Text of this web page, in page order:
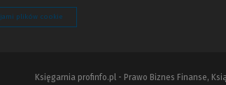
plików cookie
Księgarnia profinfo.pl - Prawo Biznes Finanse,